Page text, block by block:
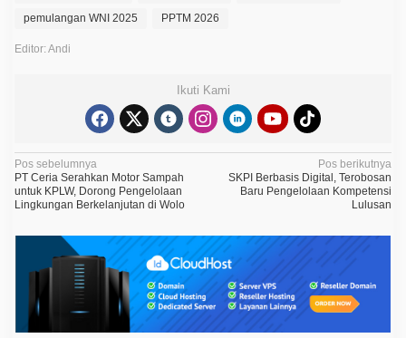
pemulangan WNI 2025
PPTM 2026
Editor: Andi
Ikuti Kami
N
a
v
i
Pos sebelumnya
PT Ceria Serahkan Motor Sampah
untuk KPLW, Dorong Pengelolaan
Lingkungan Berkelanjutan di Wolo
Pos berikutnya
SKPI Berbasis Digital, Terobosan
Baru Pengelolaan Kompetensi
Lulusan